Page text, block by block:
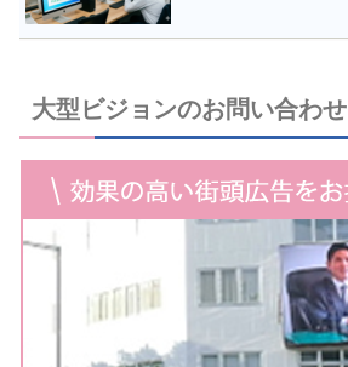
大型ビジョンのお問い合わせ